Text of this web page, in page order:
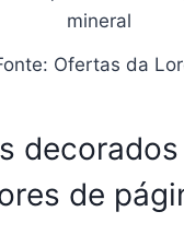
Ofertas da
de